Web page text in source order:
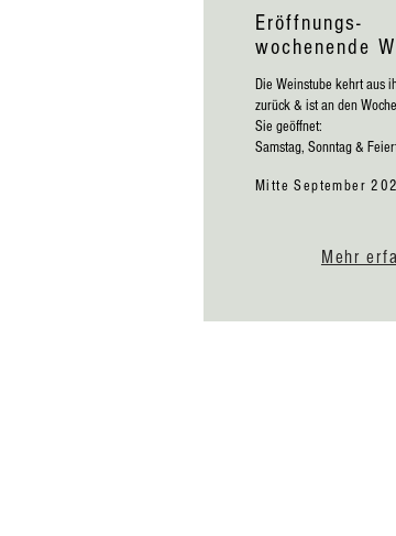
Eröffnungs-
wochenende
Die Weinstube kehrt aus
zurück & ist an den
Sie geöffnet:
Samstag, Sonntag &
Mitte September
Mehr